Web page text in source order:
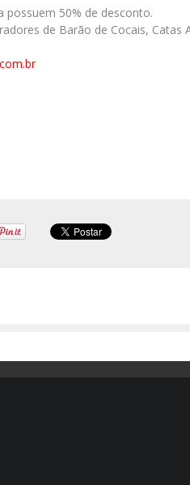
possuem 50% de desconto.
de Barão de Cocais, Catas